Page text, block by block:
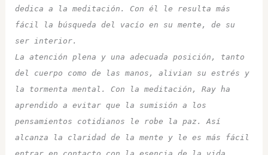
dedica a la meditación. Con él le resulta más
fácil la búsqueda del vacío en su mente, de su
ser interior.
La atención plena y una adecuada posición, tanto
del cuerpo como de las manos, alivian su estrés y
la tormenta mental. Con la meditación, Ray ha
aprendido a evitar que la sumisión a los
pensamientos cotidianos le robe la paz. Así
alcanza la claridad de la mente y le es más fácil